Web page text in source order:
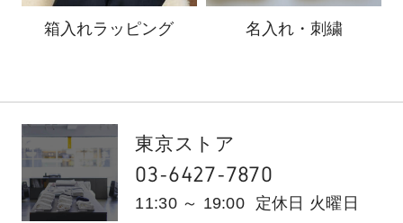
箱入れラッピング 名入れ・刺繍
東京ストア
03-6427-7870
11:30 ～ 19:00 定休日 火曜日